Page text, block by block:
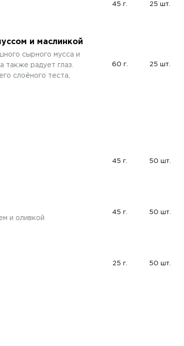
45 г. 25 шт.
и маслинкой
сырного мусса и
также радует глаз.
слоёного теста,
60 г. 25 шт.
45 г. 50 шт.
и оливкой
45 г. 50 шт.
25 г. 50 шт.